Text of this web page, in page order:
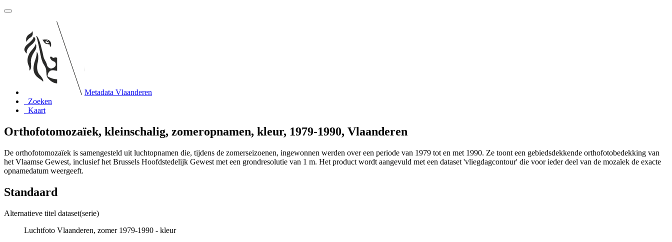
Metadata Vlaanderen
Zoeken
Kaart
Orthofotomozaïek, kleinschalig, zomeropnamen, kleur, 1979-1990, Vlaanderen
De orthofotomozaïek is samengesteld uit luchtopnamen die, tijdens de zomerseizoenen, ingewonnen werden over een periode van 1979 tot en met 1990. Ze toont een gebiedsdekkende orthofotobedekking van
het Vlaamse Gewest, inclusief het Brussels Hoofdstedelijk Gewest met een grondresolutie van 1 m. Het product wordt aangevuld met een dataset 'vliegdagcontour' die voor ieder deel van de mozaïek de exacte
opnamedatum weergeeft.
Standaard
Alternatieve titel dataset(serie)
Luchtfoto Vlaanderen, zomer 1979-1990 - kleur